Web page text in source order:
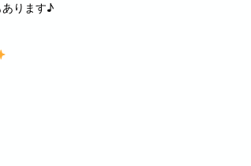
あります♪